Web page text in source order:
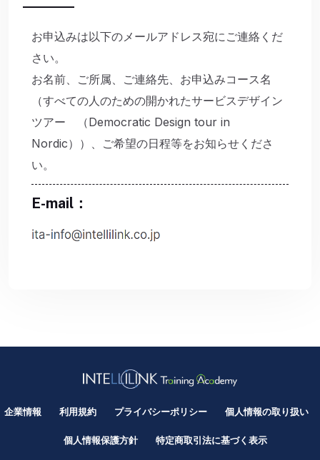
お申込みは以下のメールアドレス宛にご連絡くだ
さい。
お名前、ご所属、ご連絡先、お申込みコース名
（すべての人のための開かれたサービスデザイン
ツアー （Democratic Design tour in
Nordic） ）、ご希望の日程等をお知らせくださ
い。
E-mail：
企業情報 利用規約 プライバシーポリシー 個人情報の取り扱い
個人情報保護方針 特定商取引法に基づく表示